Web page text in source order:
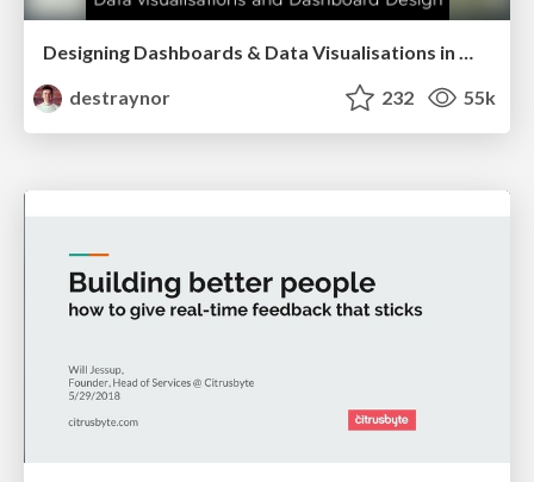
Designing Dashboards & Data Visualisations in Web Apps
destraynor
232 55k